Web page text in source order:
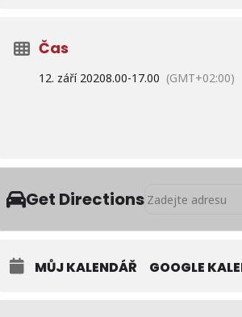
Čas
12. září 20208.00-17.00 (GMT+02:00)
Get Directions Address -
MŮJ KALENDÁŘ GOOGLE